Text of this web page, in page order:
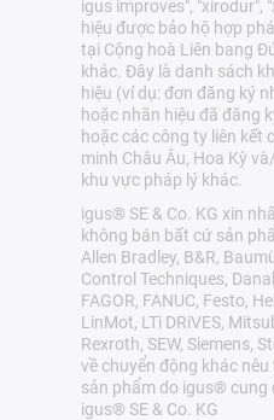
igus improves", "xirodur",
hiệu được bảo hộ hợp
tại Cộng hoà Liên bang
khác. Đây là danh sách
hiệu (ví dụ: đơn đăng ký
hoặc nhãn hiệu đã đăng
hoặc các công ty liên kết
minh Châu Âu, Hoa Kỳ
khu vực pháp lý khác.
igus® SE & Co. KG xin
không bán bất cứ sản
Allen Bradley, B&R,
Control Techniques,
FAGOR, FANUC, Festo,
LinMot, LTi DRiVES,
Rexroth, SEW, Siemens,
về chuyển động khác
sản phẩm do igus® cung
igus® SE & Co. KG